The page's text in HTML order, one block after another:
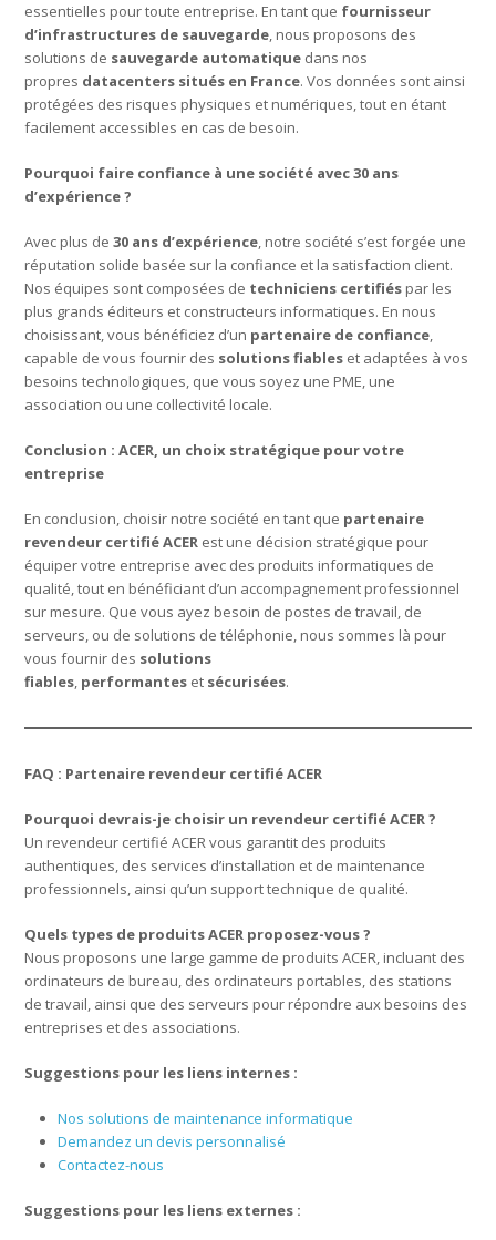
essentielles pour toute entreprise. En tant que fournisseur
d’infrastructures de sauvegarde, nous proposons des
solutions de sauvegarde automatique dans nos
propres datacenters situés en France. Vos données sont ainsi
protégées des risques physiques et numériques, tout en étant
facilement accessibles en cas de besoin.
Pourquoi faire confiance à une société avec 30 ans
d’expérience ?
Avec plus de30 ans d’expérience, notre société s’est forgée une
réputation solide basée sur la confiance et la satisfaction client.
Nos équipes sont composées de techniciens certifiés par les
plus grands éditeurs et constructeurs informatiques. En nous
choisissant, vous bénéficiez d’un partenaire de confiance,
capable de vous fournir des solutions fiables et adaptées à vos
besoins technologiques, que vous soyez une PME, une
association ou une collectivité locale.
Conclusion : ACER, un choix stratégique pour votre
entreprise
En conclusion, choisir notre société en tant que partenaire
revendeur certifié ACER est une décision stratégique pour
équiper votre entreprise avec des produits informatiques de
qualité, tout en bénéficiant d’un accompagnement professionnel
sur mesure. Que vous ayez besoin de postes de travail, de
serveurs, ou de solutions de téléphonie, nous sommes là pour
vous fournir des solutions
fiables, performantes et sécurisées.
FAQ : Partenaire revendeur certifié ACER
Pourquoi devrais-je choisir un revendeur certifié ACER ?
Un revendeur certifié ACER vous garantit des produits
authentiques, des services d’installation et de maintenance
professionnels, ainsi qu’un support technique de qualité.
Quels types de produits ACER proposez-vous ?
Nous proposons une large gamme de produits ACER, incluant des
ordinateurs de bureau, des ordinateurs portables, des stations
de travail, ainsi que des serveurs pour répondre aux besoins des
entreprises et des associations.
Suggestions pour les liens internes :
Nos solutions de maintenance informatique
Demandez un devis personnalisé
Contactez-nous
Suggestions pour les liens externes :